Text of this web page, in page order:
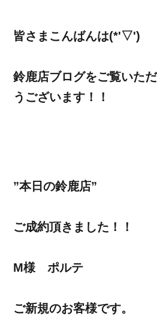
皆さまこんばんは(*'▽')
鈴鹿店ブログをご覧いた
うございます！！
”本日の鈴鹿店”
ご成約頂きました！！
M様 ポルテ
ご新規のお客様です。